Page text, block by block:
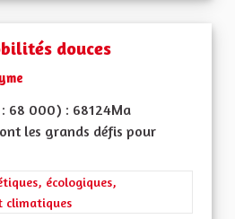
douces
68 000) : 68124Ma
les grands défis pour
la catégorie : Les transitions
écologiques,
climatiques